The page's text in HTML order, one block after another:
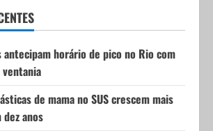
antecipam horário de pico no Rio com
de mama no SUS crescem mais
anos